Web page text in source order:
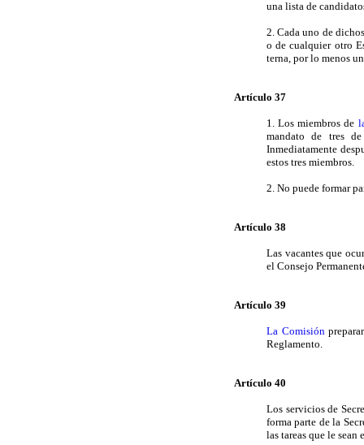
una lista de
2. Cada uno de
o de cualquier otro
terna, por lo menos
Artículo 37
1. Los miembros de
mandato de tres
Inmediatamente
estos tres miembros.
2. No puede formar
Artículo 38
Las vacantes que
el Consejo
Artículo 39
La Comisión
Reglamento.
Artículo 40
Los servicios de
forma parte de la
las tareas que le sean